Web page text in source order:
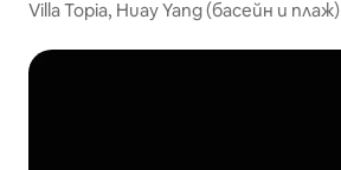
Villa Topia, Huay Yang (басейн и плаж)